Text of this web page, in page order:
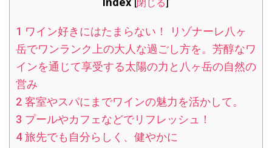
[閉じる]
1 ワイン好きにはたまらない！ リゾナーレ八ヶ
岳でワンランク上の大人な過ごし方を。芳醇なワ
インを通じて享受する太陽の力と八ヶ岳の自然の
営み
2客室やスパにまでワインの魅力を活かして。
3 プールやカフェなどでリフレッシュ！
4旅先でも自分らしく、健やかに